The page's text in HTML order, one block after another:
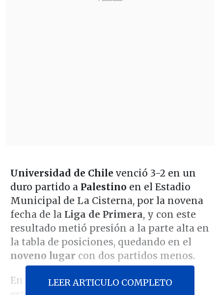
Universidad de Chile venció 3-2 en un
duro partido a Palestino en el Estadio
Municipal de La Cisterna, por la novena
fecha de la Liga de Primera, y con este
resultado metió presión a la parte alta en
la tabla de posiciones, quedando en el
noveno lugar con dos partidos menos.
En los primeros pasajes del partido
LEER ARTICULO COMPLETO